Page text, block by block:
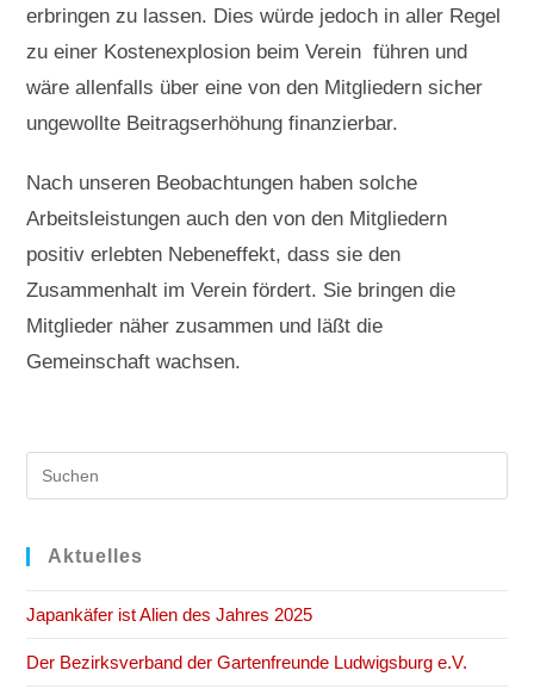
erbringen zu lassen. Dies würde jedoch in aller Regel
zu einer Kostenexplosion beim Verein führen und
wäre allenfalls über eine von den Mitgliedern sicher
ungewollte Beitragserhöhung finanzierbar.
Nach unseren Beobachtungen haben solche
Arbeitsleistungen auch den von den Mitgliedern
positiv erlebten Nebeneffekt, dass sie den
Zusammenhalt im Verein fördert. Sie bringen die
Mitglieder näher zusammen und läßt die
Gemeinschaft wachsen.
Aktuelles
Japankäfer ist Alien des Jahres 2025
Der Bezirksverband der Gartenfreunde Ludwigsburg e.V.